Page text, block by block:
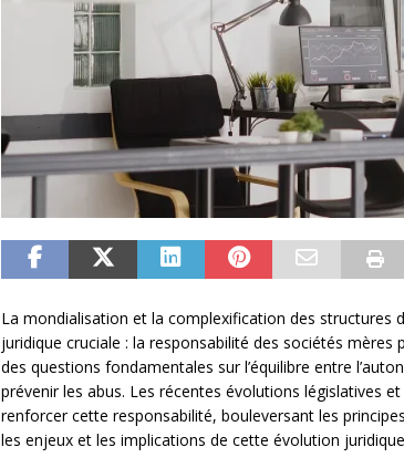
La mondialisation et la complexification des structures
juridique cruciale : la responsabilité des sociétés mères
des questions fondamentales sur l’équilibre entre
prévenir les abus. Les récentes évolutions législatives
renforcer cette responsabilité, bouleversant les
les enjeux et les implications de cette évolution